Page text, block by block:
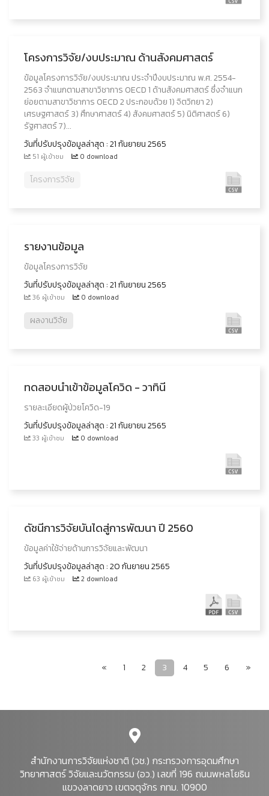
โครงการวิจัย/งบประมาณ ด้านสังคมศาสตร์
ข้อมูลโครงการวิจัย/งบประมาณ ประจำปีงบประมาณ พ.ศ. 2554-
2563 จำแนกตามสาขาวิชาการ OECD 1 ด้านสังคมศาสตร์ ซึ่งจำแนก
ย่อยตามสาขาวิชาการ OECD 2 ประกอบด้วย 1) จิตวิทยา 2)
เศรษฐศาสตร์ 3) ศึกษาศาสตร์ 4) สังคมศาสตร์ 5) นิติศาสตร์ 6)
รัฐศาสตร์ 7)...
วันที่ปรับปรุงข้อมูลล่าสุด : 21 กันยายน 2565
51 ผู้เข้าชม 0 download
โครงการวิจัย
รายงานข้อมูล
ข้อมูลโครงการวิจัย
วันที่ปรับปรุงข้อมูลล่าสุด : 21 กันยายน 2565
36 ผู้เข้าชม 0 download
ผลงานวิจัย
ทดสอบนำเข้าข้อมูลโควิด - วาทินี
รายละเอียดผู้ป่วยโควิด-19
วันที่ปรับปรุงข้อมูลล่าสุด : 21 กันยายน 2565
33 ผู้เข้าชม 0 download
ดัชนีการวิจัยบันไดสู่การพัฒนา ปี 2560
ข้อมูลค่าใช้จ่ายด้านการวิจัยและพัฒนา
วันที่ปรับปรุงข้อมูลล่าสุด : 20 กันยายน 2565
63 ผู้เข้าชม 2 download
« 1 2 3 4 5 6 »
สำนักงานการวิจัยแห่งชาติ (วช.) กระทรวงการอุดมศึกษา
วิทยาศาสตร์ วิจัยและนวัตกรรม (อว.) เลขที่ 196 ถนนพหลโยธิน
แขวงลาดยาว เขตจตุจักร กทม. 10900